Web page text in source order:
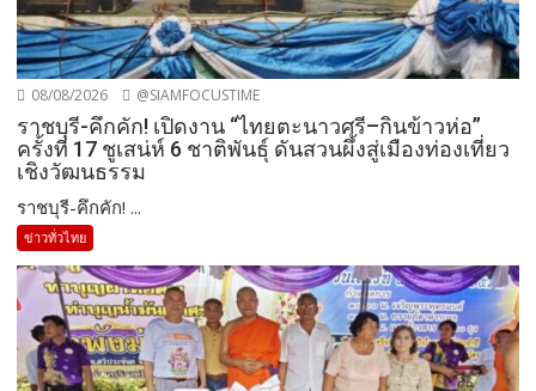
08/08/2026 @SIAMFOCUSTIME
ราชบุรี-คึกคัก! เปิดงาน “ไทยตะนาวศรี–กินข้าวห่อ”
ครั้งที่ 17 ชูเสน่ห์ 6 ชาติพันธุ์ ดันสวนผึ้งสู่เมืองท่องเที่ยว
เชิงวัฒนธรรม
ราชบุรี-คึกคัก! ...
ข่าวทั่วไทย